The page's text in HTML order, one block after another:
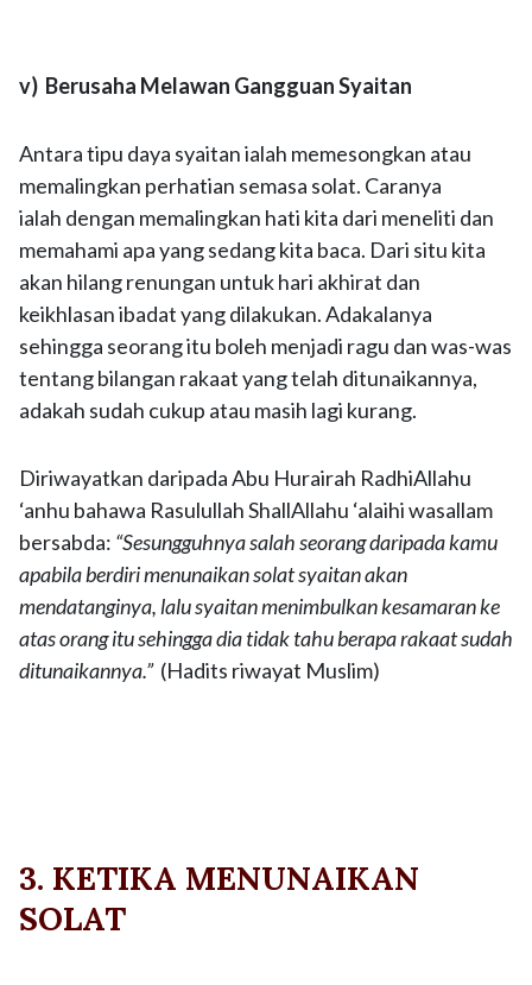
v) Berusaha Melawan Gangguan Syaitan
Antara tipu daya syaitan ialah memesongkan atau
memalingkan perhatian semasa solat. Caranya
ialah dengan memalingkan hati kita dari meneliti dan
memahami apa yang sedang kita baca. Dari situ kita
akan hilang renungan untuk hari akhirat dan
keikhlasan ibadat yang dilakukan. Adakalanya
sehingga seorang itu boleh menjadi ragu dan was-was
tentang bilangan rakaat yang telah ditunaikannya,
adakah sudah cukup atau masih lagi kurang.
Diriwayatkan daripada Abu Hurairah RadhiAllahu
‘anhu bahawa Rasulullah ShallAllahu ‘alaihi wasallam
bersabda: “Sesungguhnya salah seorang daripada kamu
apabila berdiri menunaikan solat syaitan akan
mendatanginya, lalu syaitan menimbulkan kesamaran ke
atas orang itu sehingga dia tidak tahu berapa rakaat sudah
ditunaikannya.”(Hadits riwayat Muslim)
3. KETIKA MENUNAIKAN
SOLAT